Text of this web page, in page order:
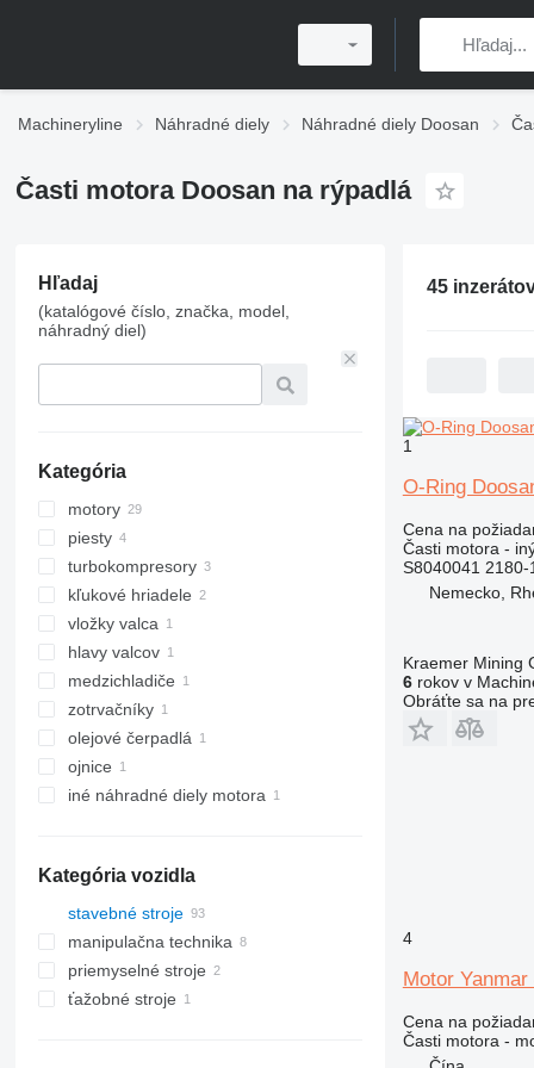
Machineryline Náhradné diely Náhradné diely Doosan
Časti motora Doosan na rýpadlá
Hľadaj
(katalógové číslo, značka, model,
náhradný diel)
Kategória
motory
piesty
turbokompresory
kľukové hriadele
vložky valca
hlavy valcov
medzichladiče
zotrvačníky
olejové čerpadlá
ojnice
iné náhradné diely motora
Kategória vozidla
stavebné stroje
rýpadlá
minirýpadlá
rýpadlá-nakladače
stavebné nakladače
kolesové nakladače
iné stavebné stroje
manipulačna technika
vysokozdvižné vozíky
dieselové vysokozdvižné vozíky
priemyselné stroje
iné priemyselné stroje
ťažobné stroje
45
1
O-Ring
Cena na
Časti motora -
S8040041 2180-
Nemecko,
Kraemer Mining
6rokov v
Obráťte sa na
4
Motor
Cena na
Časti motora -